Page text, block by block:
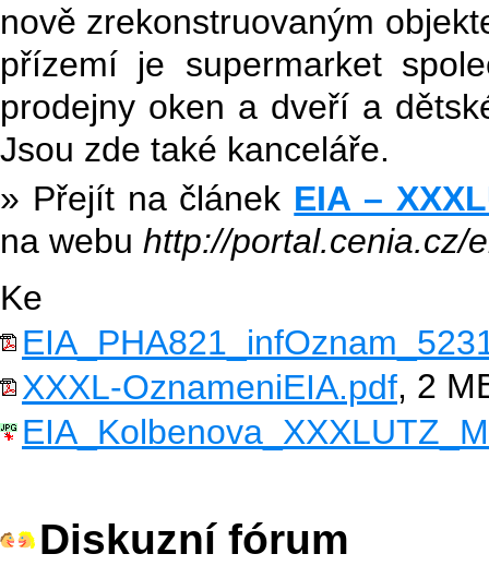
nově zrekonstruovaným
přízemí je supermarket
prodejny oken a dveří a
Jsou zde také kanceláře.
» Přejít na článek EIA –
na webu http://portal.cenia.cz/
Ke
XXXL-OznameniEIA.pdf, 2
Diskuzní fórum